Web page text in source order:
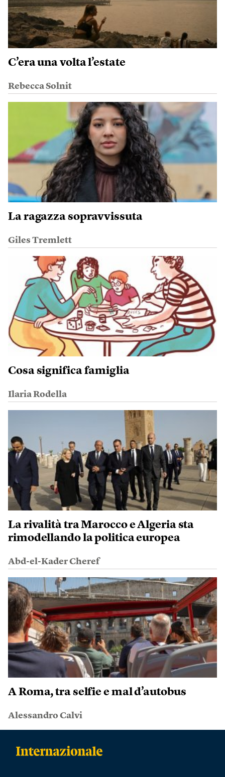
C’era una volta l’estate
Rebecca Solnit
La ragazza sopravvissuta
Giles Tremlett
Cosa significa famiglia
Ilaria Rodella
La rivalità tra Marocco e Algeria sta
rimodellando la politica europea
Abd-el-Kader Cheref
A Roma, tra selfie e mal d’autobus
Alessandro Calvi